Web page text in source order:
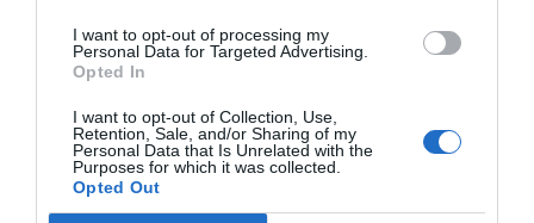
I want to opt-out of processing my
Personal Data for Targeted Advertising.
Opted In
I want to opt-out of Collection, Use,
Retention, Sale, and/or Sharing of my
Personal Data that Is Unrelated with the
Purposes for which it was collected.
Opted Out
Ρώσος Πρέσβης: «Η Ουκρανία δεν θα διέπραττε επίθεση στους
αγωγούς Nord Stream χωρίς έγκριση των ΗΠΑ»